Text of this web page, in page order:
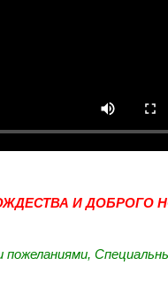
И ДОБРОГО